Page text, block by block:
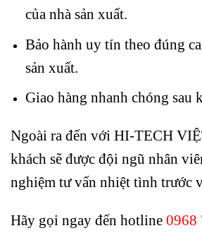
của nhà sản xuất.
Bảo hành uy tín theo đúng
sản xuất.
Giao hàng nhanh chóng sau
Ngoài ra đến với HI-TECH
khách sẽ được đội ngũ nhân
nghiệm tư vấn nhiệt tình trước
Hãy gọi ngay đến hotline 0968